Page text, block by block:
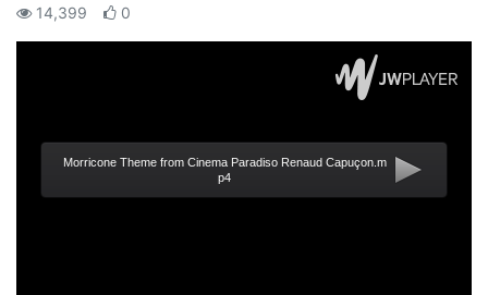
컨텐츠 정보
14,399 조회 0
Morricone Theme from Cinema Paradiso Renaud Capuçon.m
p4